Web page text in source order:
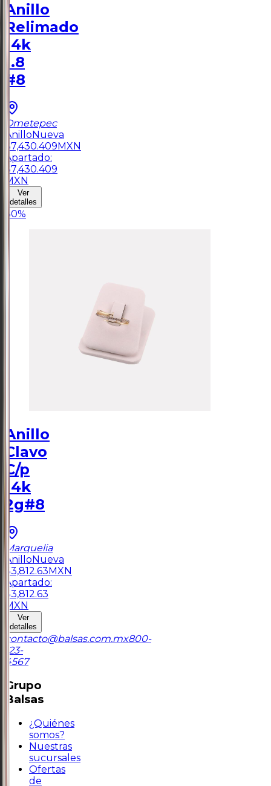
Anillo
Relimado
14k
1.8
#8
Ometepec
AnilloNueva
$7,430.409MXN
Apartado:
$7,430.409
MXN
Ver
detalles
30%
Anillo
Clavo
C/p
14k
2g#8
Marquelia
AnilloNueva
$3,812.63MXN
Apartado:
$3,812.63
MXN
Ver
detalles
contacto@balsas.com.mx800-
123-
4567
Grupo
Balsas
¿Quiénes
somos?
Nuestras
sucursales
Ofertas
de